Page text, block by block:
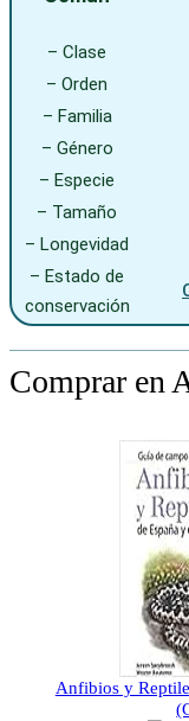
– Clase
– Orden
– Familia
– Género
– Especie
– Tamaño
– Longevidad
– Estado de
conservación
Comprar en
Anfibios y